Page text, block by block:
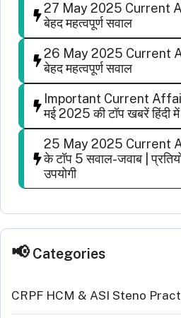
27 May 2025 Current
बेहद महत्वपूर्ण सवाल
26 May 2025 Current
बेहद महत्वपूर्ण सवाल
Important Current
मई 2025 की टॉप खबरें हिंदी में
25 May 2025 Current
के टॉप 5 सवाल-जवाब |
उपयोगी
Categories
CRPF HCM & ASI Steno